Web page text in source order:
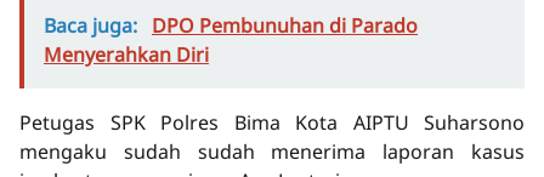
Baca juga: DPO Pembunuhan di Parado
Menyerahkan Diri
Petugas SPK Polres Bima Kota AIPTU Suharsono
mengaku sudah sudah menerima laporan kasus